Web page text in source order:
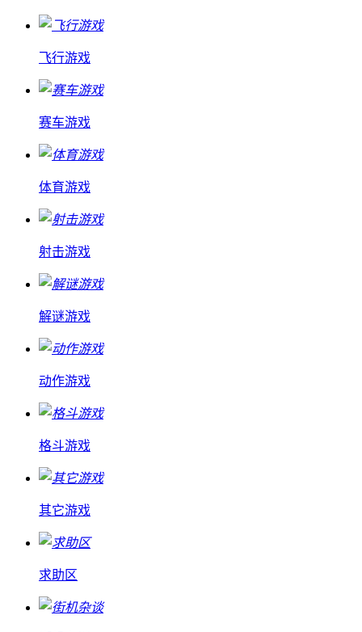
飞行游戏
赛车游戏
体育游戏
射击游戏
解谜游戏
动作游戏
格斗游戏
其它游戏
求助区